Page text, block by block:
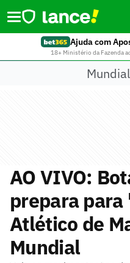
Ajuda com
18+ Ministério da Fazenda
AO VIVO:
prepara
Atlético de
Mundial